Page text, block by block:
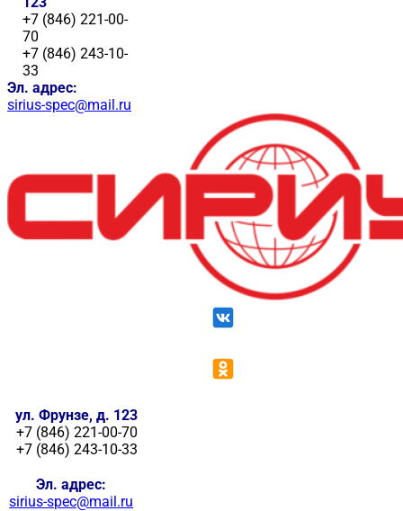
+7 (846) 221-00-
70
+7 (846) 243-10-
33
Эл. адрес:
sirius-spec@mail.ru
ул. Фрунзе, д. 123
+7 (846) 221-00-70
+7 (846) 243-10-33
Эл. адрес:
sirius-spec@mail.ru